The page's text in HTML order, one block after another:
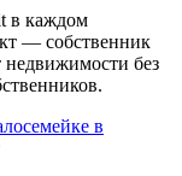
в каждом
— собственник
недвижимости без
в